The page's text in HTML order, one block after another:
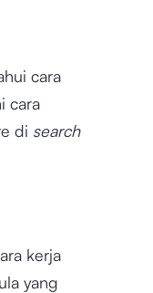
cara
cara
di search
kerja
yang